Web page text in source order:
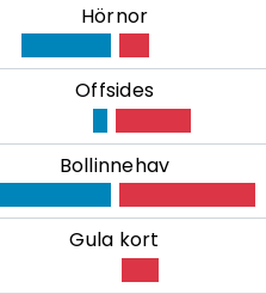
Hörnor
Offsides
Bollinnehav
Gula kort